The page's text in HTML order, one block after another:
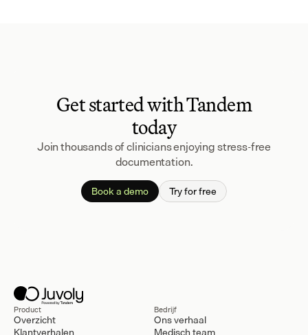
Get started with Tandem
today
Join thousands of clinicians enjoying stress-free
documentation.
Book a demo Try for free
Product
Overzicht
Bedrijf
Ons verhaal